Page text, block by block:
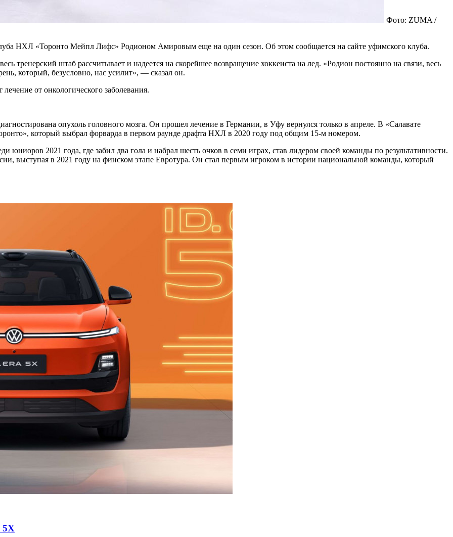
Фото: ZUMA /
НХЛ «Торонто Мейпл Лифс» Родионом Амировым еще на один сезон. Об этом сообщается на сайте уфимского клуба.
тренерский штаб рассчитывает и надеется на скорейшее возвращение хоккеиста на лед. «Родион постоянно на связи, весь
который, безусловно, нас усилит», — сказал он.
от онкологического заболевания.
опухоль головного мозга. Он прошел лечение в Германии, в Уфу вернулся только в апреле. В «Салавате
который выбрал форварда в первом раунде драфта НХЛ в 2020 году под общим 15-м номером.
2021 года, где забил два гола и набрал шесть очков в семи играх, став лидером своей команды по результативности.
выступая в 2021 году на финском этапе Евротура. Он стал первым игроком в истории национальной команды, который
5X